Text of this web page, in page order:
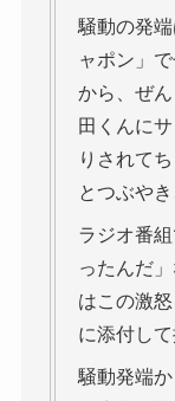
騒動の発
ャポン」
から、ぜ
田くんに
りされて
とつぶやき
ラジオ番
ったんだ
はこの激
に添付して
騒動発端